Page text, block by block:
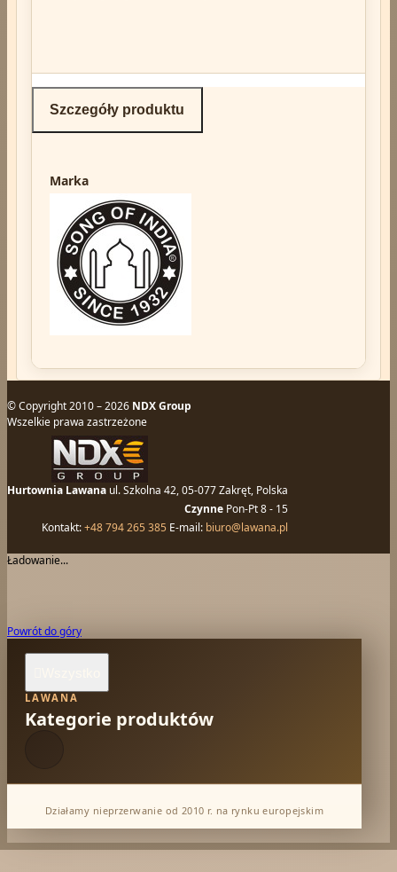
Szczegóły produktu
Marka
Hurtownia Lawana ul. Szkolna 42, 05-077 Zakręt, Polska
Czynne Pon-Pt 8 - 15
Kontakt:+48 794 265 385 E-mail: biuro@lawana.pl
© Copyright 2010 – 2026 NDX Group
Wszelkie prawa zastrzeżone
Ładowanie...
Powrót do góry
LAWANA
Kategorie produktów
Dabur Hurt
Działamy nieprzerwanie od 2010 r. na rynku europejskim